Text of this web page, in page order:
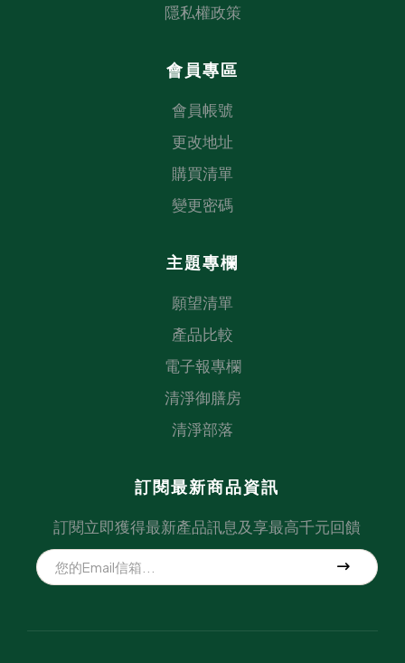
隱私權政策
會員專區
會員帳號
更改地址
購買清單
變更密碼
主題專欄
願望清單
產品比較
電子報專欄
清淨御膳房
清淨部落
訂閱最新商品資訊
訂閱立即獲得最新產品訊息及享最高千元回饋